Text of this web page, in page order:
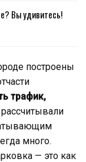
Вы удивитесь!
построены
трафик,
много.
— это как